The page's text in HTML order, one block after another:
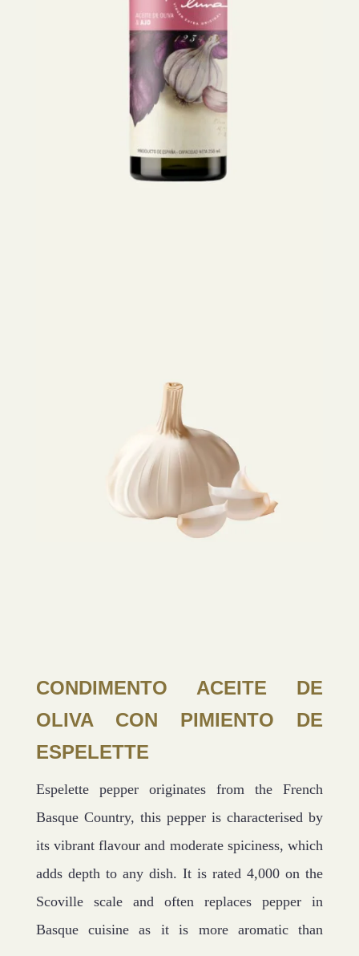
CONDIMENTO ACEITE DE
OLIVA CON PIMIENTO DE
ESPELETTE
Espelette pepper originates from the French
Basque Country, this pepper is characterised by
its vibrant flavour and moderate spiciness, which
adds depth to any dish. It is rated 4,000 on the
Scoville scale and often replaces pepper in
Basque cuisine as it is more aromatic than